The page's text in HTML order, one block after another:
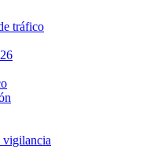
tráfico
vigilancia